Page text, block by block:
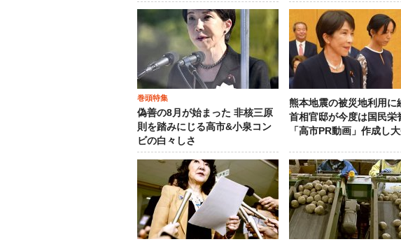
巻頭特集
偽善の8月が始まった 非核三原
則を踏みにじる高市&小泉コン
ビの白々しさ
熊本地震の被災地利用
首相官邸が今度は国民栄
「高市PR動画」作成し